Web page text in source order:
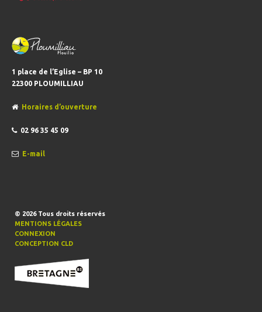
1 place de l’Eglise – BP 10
22300 PLOUMILLIAU
Horaires d’ouverture
02 96 35 45 09
E-mail
© 2026 Tous droits réservés
MENTIONS LÉGALES
CONNEXION
CONCEPTION CLD